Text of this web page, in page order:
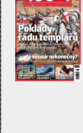
Pro základní
(tzv. cookies
uložením
Anonymní unikátní
Díky němu příště
Identifikátor je